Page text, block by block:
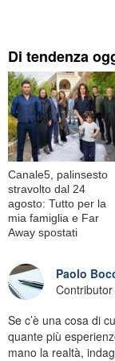
Di tendenza
Canale5, palinsesto
stravolto dal 24
agosto: Tutto per la
mia famiglia e Far
Away spostati
Paolo
Contributor
Se c’è una cosa di
quante più
mano la realtà,